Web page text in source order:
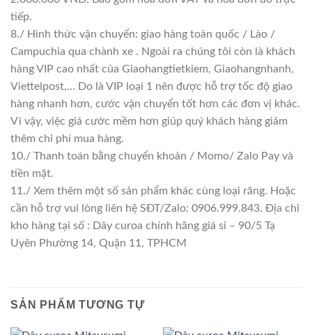
tiếp.
8./ Hình thức vận chuyển: giao hàng toàn quốc / Lào /
Campuchia qua chành xe . Ngoài ra chúng tôi còn là khách
hàng VIP cao nhất của Giaohangtietkiem, Giaohangnhanh,
Viettelpost,… Do là VIP loại 1 nên được hỗ trợ tốc độ giao
hàng nhanh hơn, cước vận chuyển tốt hơn các đơn vị khác.
Vì vậy, việc giá cước mềm hơn giúp quý khách hàng giảm
thêm chi phí mua hàng.
10./ Thanh toán bằng chuyển khoản / Momo/ Zalo Pay và
tiền mặt.
11./ Xem thêm một số sản phẩm khác cùng loại răng. Hoặc
cần hỗ trợ vui lòng liên hệ SĐT/Zalo: 0906.999.843. Địa chỉ
kho hàng tại số : Dây curoa chính hãng giá sỉ – 90/5 Tạ
Uyên Phường 14, Quận 11, TPHCM
SẢN PHẨM TƯƠNG TỰ